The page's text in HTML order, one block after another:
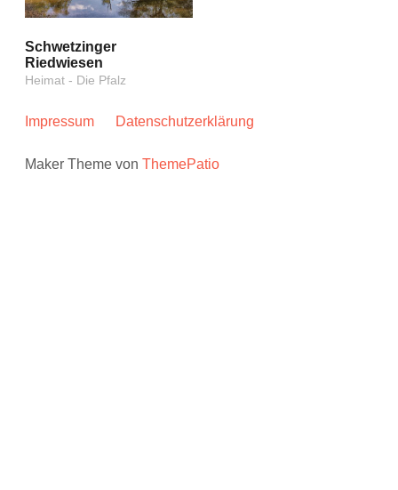
Schwetzinger
Riedwiesen
Heimat - Die Pfalz
Impressum Datenschutzerklärung
Maker Theme vonThemePatio